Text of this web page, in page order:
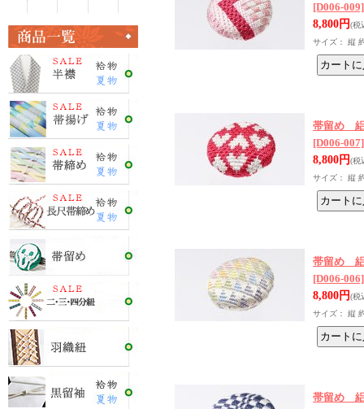
[D006-009]
8,800円(税
サイズ： 縦
帯留め
[D006-007]
8,800円(税
サイズ： 縦
帯留め
[D006-006]
8,800円(税
サイズ： 縦
帯留め